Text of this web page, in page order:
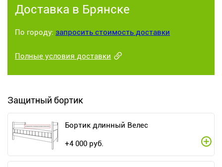
Доставка в Брянске
По городу: запросить стоимость доставки
Полные условия доставки
Защитный бортик
Бортик длинный Велес
+4 000 руб.